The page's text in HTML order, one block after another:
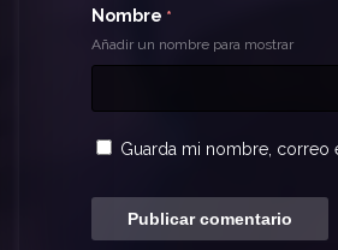
Nombre *
Añadir un nombre para mostrar
Guarda mi nombre, correo